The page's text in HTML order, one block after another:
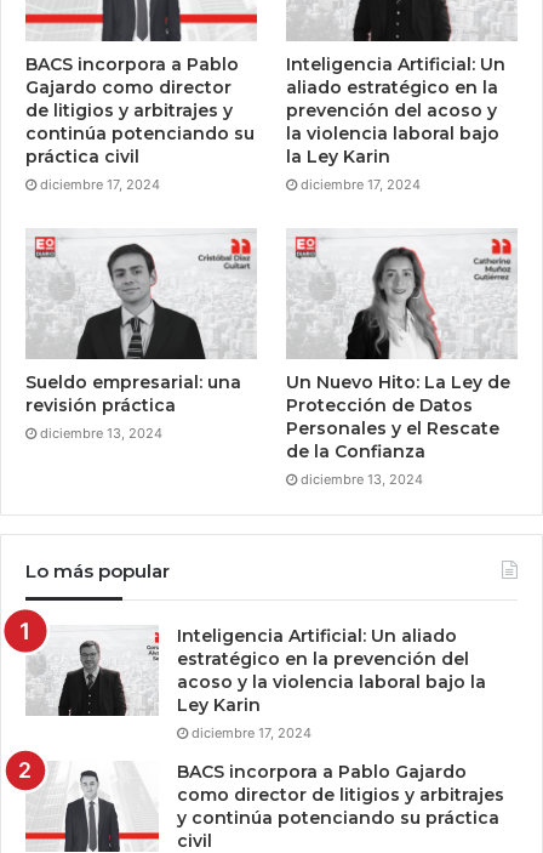
BACS incorpora a Pablo
Gajardo como director
de litigios y arbitrajes y
continúa potenciando su
práctica civil
diciembre 17, 2024
Inteligencia Artificial: Un
aliado estratégico en la
prevención del acoso y
la violencia laboral bajo
la Ley Karin
diciembre 17, 2024
Sueldo empresarial: una
revisión práctica
diciembre 13, 2024
Un Nuevo Hito: La Ley de
Protección de Datos
Personales y el Rescate
de la Confianza
diciembre 13, 2024
Lo más popular
Inteligencia Artificial: Un aliado
estratégico en la prevención del
acoso y la violencia laboral bajo la
Ley Karin
diciembre 17, 2024
BACS incorpora a Pablo Gajardo
como director de litigios y arbitrajes
y continúa potenciando su práctica
civil